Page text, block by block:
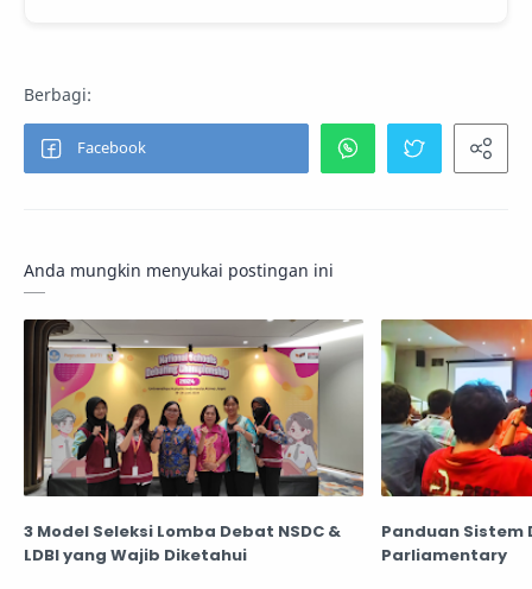
Anda mungkin menyukai postingan ini
3 Model Seleksi Lomba Debat NSDC &
LDBI yang Wajib Diketahui
Panduan
Parliamentary